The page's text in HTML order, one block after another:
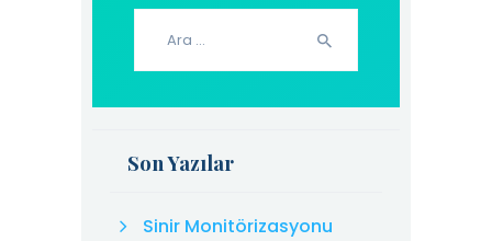
Son Yazılar
Sinir Monitörizasyonu